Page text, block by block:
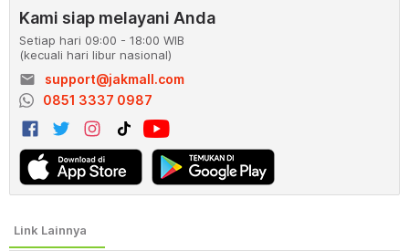
Kami siap melayani Anda
Setiap hari 09:00 - 18:00 WIB
(kecuali hari libur nasional)
email
support@jakmall.com
0851 3337 0987